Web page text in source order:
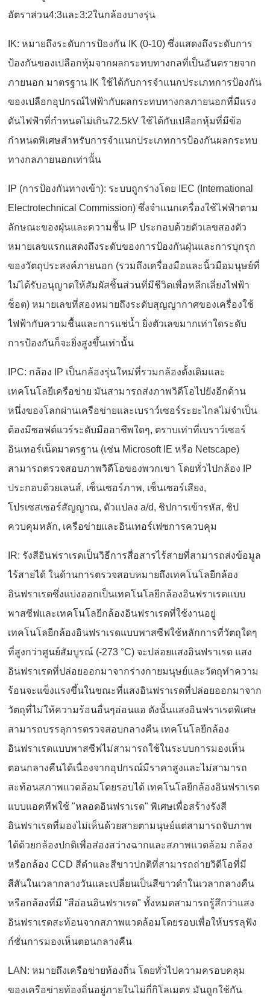
อัตราส่วน4:3และ3:2ในกล้องบางรุ่น
IK: หมายถึงระดับการป้องกัน IK (0-10) ซึ่งแสดงถึงระดับการ
ป้องกันของเปลือกหุ้มจากผลกระทบทางกลที่เป็นอันตรายจาก
ภายนอก มาตรฐาน IK ใช้ได้กับการจำแนกประเภทการป้องกัน
ของเปลือกอุปกรณ์ไฟฟ้ากับผลกระทบทางกลภายนอกที่มีแรง
ดันไฟฟ้าที่กำหนดไม่เกิน72.5kV ใช้ได้กับเปลือกหุ้มที่มีข้อ
กำหนดพิเศษสำหรับการจำแนกประเภทการป้องกันผลกระทบ
ทางกลภายนอกเท่านั้น
IP (การป้องกันทางเข้า): ระบบถูกร่างโดย IEC (International
Electrotechnical Commission) ซึ่งจำแนกเครื่องใช้ไฟฟ้าตาม
ลักษณะของฝุ่นและความชื้น IP ประกอบด้วยตัวเลขสองตัว
หมายเลขแรกแสดงถึงระดับของการป้องกันฝุ่นและการบุกรุก
ของวัตถุประสงค์ภายนอก (รวมถึงเครื่องมือและนิ้วมือมนุษย์ที่
ไม่ได้รับอนุญาตให้สัมผัสชิ้นส่วนที่มีชีวิตเพื่อหลีกเลี่ยงไฟฟ้า
ช็อต) หมายเลขที่สองหมายถึงระดับสุญญากาศของเครื่องใช้
ไฟฟ้ากับความชื้นและการแช่น้ำ ยิ่งตัวเลขมากเท่าใดระดับ
การป้องกันก็จะยิ่งสูงขึ้นเท่านั้น
IPC: กล้อง IP เป็นกล้องรุ่นใหม่ที่รวมกล้องดั้งเดิมและ
เทคโนโลยีเครือข่าย มันสามารถส่งภาพวิดีโอไปยังอีกด้าน
หนึ่งของโลกผ่านเครือข่ายและเบราว์เซอร์ระยะไกลไม่จำเป็น
ต้องมีซอฟต์แวร์ระดับมืออาชีพใดๆ, ตราบเท่าที่เบราว์เซอร์
อินเทอร์เน็ตมาตรฐาน (เช่น Microsoft IE หรือ Netscape)
สามารถตรวจสอบภาพวิดีโอของพวกเขา โดยทั่วไปกล้อง IP
ประกอบด้วยเลนส์, เซ็นเซอร์ภาพ, เซ็นเซอร์เสียง,
โปรเซสเซอร์สัญญาณ, ตัวแปลง a/d, ชิปการเข้ารหัส, ชิป
ควบคุมหลัก, เครือข่ายและอินเทอร์เฟซการควบคุม
IR: รังสีอินฟราเรดเป็นวิธีการสื่อสารไร้สายที่สามารถส่งข้อมูล
ไร้สายได้ ในด้านการตรวจสอบหมายถึงเทคโนโลยีกล้อง
อินฟราเรดซึ่งแบ่งออกเป็นเทคโนโลยีกล้องอินฟราเรดแบบ
พาสซีฟและเทคโนโลยีกล้องอินฟราเรดที่ใช้งานอยู่
เทคโนโลยีกล้องอินฟราเรดแบบพาสซีฟใช้หลักการที่วัตถุใดๆ
ที่สูงกว่าศูนย์สัมบูรณ์ (-273 °C) จะปล่อยแสงอินฟราเรด แสง
อินฟราเรดที่ปล่อยออกมาจากร่างกายมนุษย์และวัตถุทำความ
ร้อนจะแข็งแรงขึ้นในขณะที่แสงอินฟราเรดที่ปล่อยออกมาจาก
วัตถุที่ไม่ให้ความร้อนอื่นๆอ่อนแอ ดังนั้นแสงอินฟราเรดพิเศษ
สามารถบรรลุการตรวจสอบกลางคืน เทคโนโลยีกล้อง
อินฟราเรดแบบพาสซีฟไม่สามารถใช้ในระบบการมองเห็น
ตอนกลางคืนได้เนื่องจากอุปกรณ์มีราคาสูงและไม่สามารถ
สะท้อนสภาพแวดล้อมโดยรอบได้ เทคโนโลยีกล้องอินฟราเรด
แบบแอคทีฟใช้ "หลอดอินฟราเรด" พิเศษเพื่อสร้างรังสี
อินฟราเรดที่มองไม่เห็นด้วยสายตามนุษย์แต่สามารถจับภาพ
ได้ด้วยกล้องปกติเพื่อส่องสว่างฉากและสภาพแวดล้อม กล้อง
หรือกล้อง CCD สีดำและสีขาวปกติที่สามารถถ่ายวิดีโอที่มี
สีสันในเวลากลางวันและเปลี่ยนเป็นสีขาวดำในเวลากลางคืน
หรือกล้องที่มี "สีอ่อนอินฟราเรด" ทั้งหมดสามารถรู้สึกว่าแสง
อินฟราเรดสะท้อนจากสภาพแวดล้อมโดยรอบเพื่อให้บรรลุฟัง
ก์ชั่นการมองเห็นตอนกลางคืน
LAN: หมายถึงเครือข่ายท้องถิ่น โดยทั่วไปความครอบคลุม
ของเครือข่ายท้องถิ่นอยู่ภายในไม่กี่กิโลเมตร มันถูกใช้กัน